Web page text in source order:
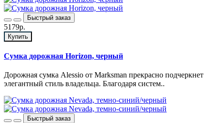
Быстрый заказ
5179р.
Купить
Сумка дорожная Horizon, черный
Дорожная сумка Alessio от Marksman прекрасно подчеркнет
элегантный стиль владельца. Благодаря систем..
Быстрый заказ